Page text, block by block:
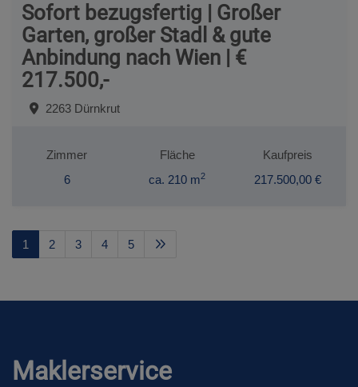
Sofort bezugsfertig | Großer
Garten, großer Stadl & gute
Anbindung nach Wien | €
217.500,-
2263 Dürnkrut
Zimmer
6
Fläche
ca. 210 m2
Kaufpreis
217.500,00 €
1 2 3 4 5
Maklerservice